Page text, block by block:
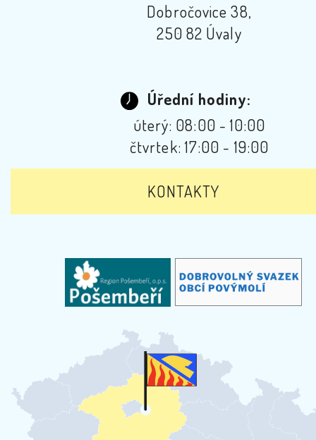
Dobročovice 38,
250 82 Úvaly
Úřední hodiny:
úterý: 08:00 - 10:00
čtvrtek: 17:00 - 19:00
KONTAKTY